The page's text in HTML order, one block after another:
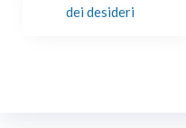
dei desideri